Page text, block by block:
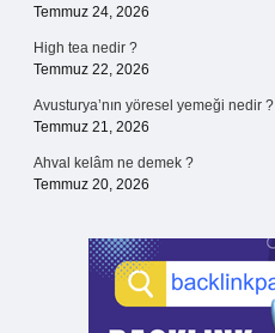
Temmuz 24, 2026
High tea nedir ?
Temmuz 22, 2026
Avusturya’nın yöresel yemeği nedir ?
Temmuz 21, 2026
Ahval kelâm ne demek ?
Temmuz 20, 2026